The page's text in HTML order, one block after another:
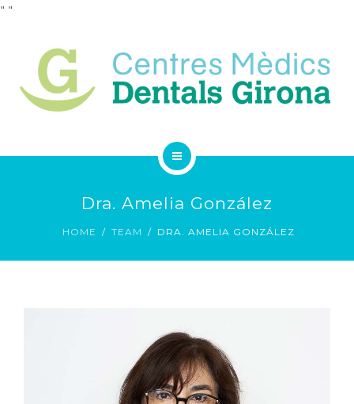
" "
QUADRE MÈDIC
CONTACTE
Dra. Amelia González
HOME TEAM DRA. AMELIA GONZÁLEZ